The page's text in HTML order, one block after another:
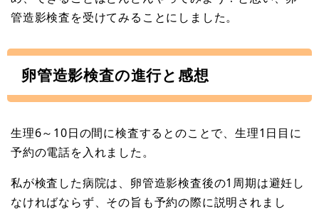
管造影検査を受けてみることにしました。
卵管造影検査の進行と感想
生理6～10日の間に検査するとのことで、生理1日目に
予約の電話を入れました。
私が検査した病院は、卵管造影検査後の1周期は避妊し
なければならず、その旨も予約の際に説明されまし